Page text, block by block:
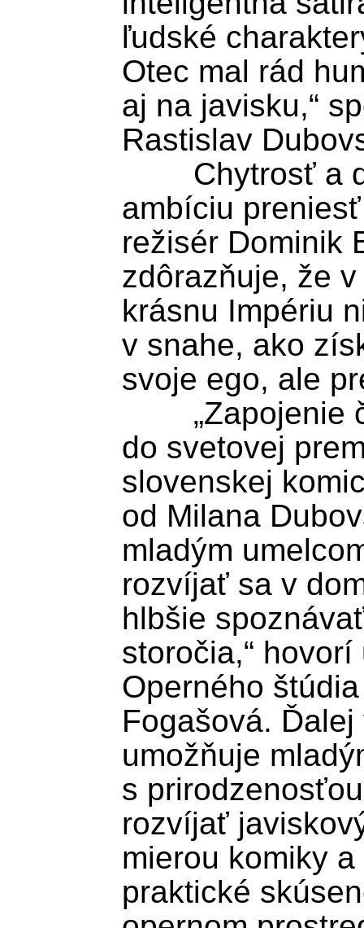
ľudské
Otec mal rád
aj na javisku,“
Rastislav
ambíciu
režisér Dominik
zdôrazňuje, že
krásnu Impériu
v snahe, ako
svoje ego, ale
do svetovej
slovenskej
od Milana
mladým
rozvíjať sa v
hlbšie
storočia,“
Operného
Fogašová.
umožňuje
s
rozvíjať
mierou komiky
praktické